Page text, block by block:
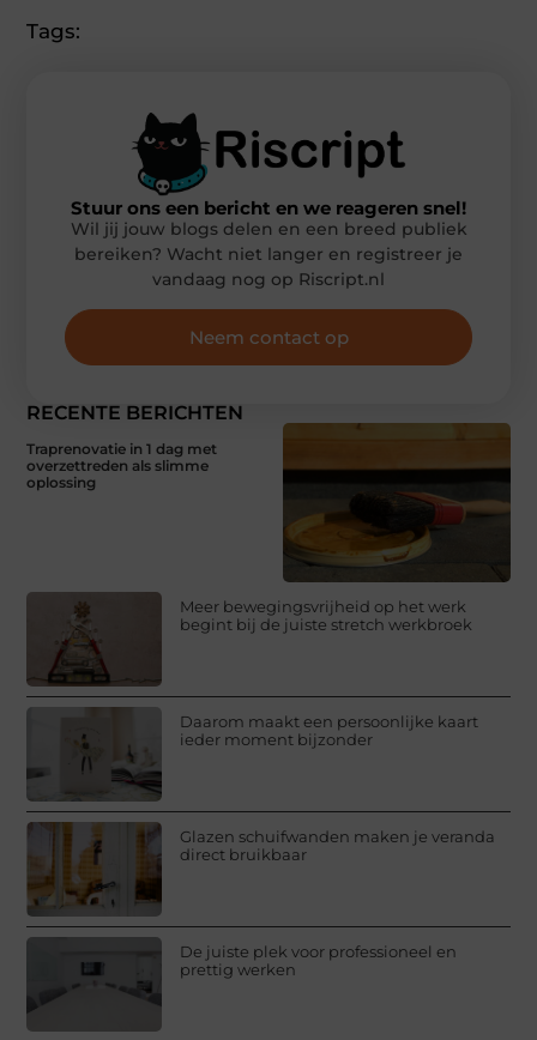
Tags:
RECENTE BERICHTEN
Traprenovatie in 1 dag met
overzettreden als slimme
oplossing
Meer bewegingsvrijheid op het werk
begint bij de juiste stretch werkbroek
Daarom maakt een persoonlijke kaart
ieder moment bijzonder
Glazen schuifwanden maken je veranda
direct bruikbaar
De juiste plek voor professioneel en
prettig werken
Stuur ons een bericht en we reageren snel!
Wil jij jouw blogs delen en een breed publiek
bereiken? Wacht niet langer en registreer je
vandaag nog op Riscript.nl
Neem contact op